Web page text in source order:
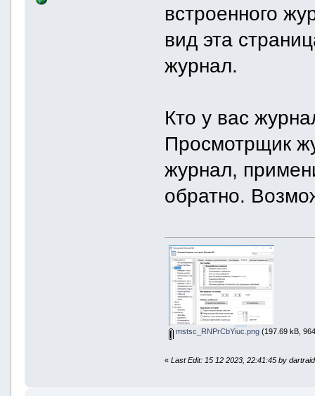
встроенного
вид эта
журнал.
Кто у вас
Просмотрщик
журнал,
обратно.
mstsc_RNPrCbYiuc.png(197.69 kB,
«Last Edit: 15 12 2023, 22:41:45 by